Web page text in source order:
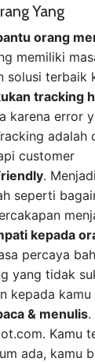
Yang
orang
memiliki
solusi terbaik
tracking
karena error
customer
.
seperti
kepada
percaya
yang tidak
kepada kamu
& menulis.
Kamu
ada, kamu